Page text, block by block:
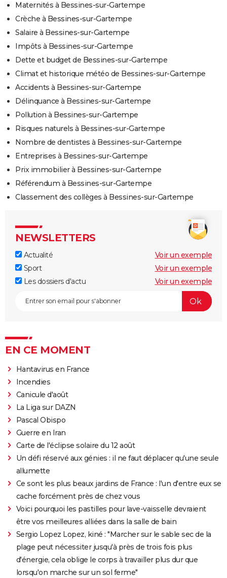
Maternités à Bessines-sur-Gartempe
Crèche à Bessines-sur-Gartempe
Salaire à Bessines-sur-Gartempe
Impôts à Bessines-sur-Gartempe
Dette et budget de Bessines-sur-Gartempe
Climat et historique météo de Bessines-sur-Gartempe
Accidents à Bessines-sur-Gartempe
Délinquance à Bessines-sur-Gartempe
Pollution à Bessines-sur-Gartempe
Risques naturels à Bessines-sur-Gartempe
Nombre de dentistes à Bessines-sur-Gartempe
Entreprises à Bessines-sur-Gartempe
Prix immobilier à Bessines-sur-Gartempe
Référendum à Bessines-sur-Gartempe
Classement des collèges à Bessines-sur-Gartempe
NEWSLETTERS
Actualité
Voir un exemple
Sport
Voir un exemple
Les dossiers d'actu
Voir un exemple
EN CE MOMENT
Hantavirus en France
Incendies
Canicule d'août
La Liga sur DAZN
Pascal Obispo
Guerre en Iran
Carte de l'éclipse solaire du 12 août
Un défi réservé aux génies : il ne faut déplacer qu'une seule
allumette
Ce sont les plus beaux jardins de France : l'un d'entre eux se
cache forcément près de chez vous
Voici pourquoi les pastilles pour lave-vaisselle devraient
être vos meilleures alliées dans la salle de bain
Sergio Lopez Lopez, kiné : "Marcher sur le sable sec de la
plage peut nécessiter jusqu'à près de trois fois plus
d'énergie, cela oblige le corps à travailler plus dur que
lorsqu'on marche sur un sol ferme"